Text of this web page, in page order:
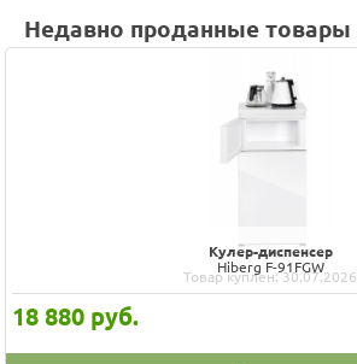
Недавно проданные товары
Кулер-диспенсер
Hiberg F-91FGW
Товар куплен: 30.07.2026
18 880 руб.